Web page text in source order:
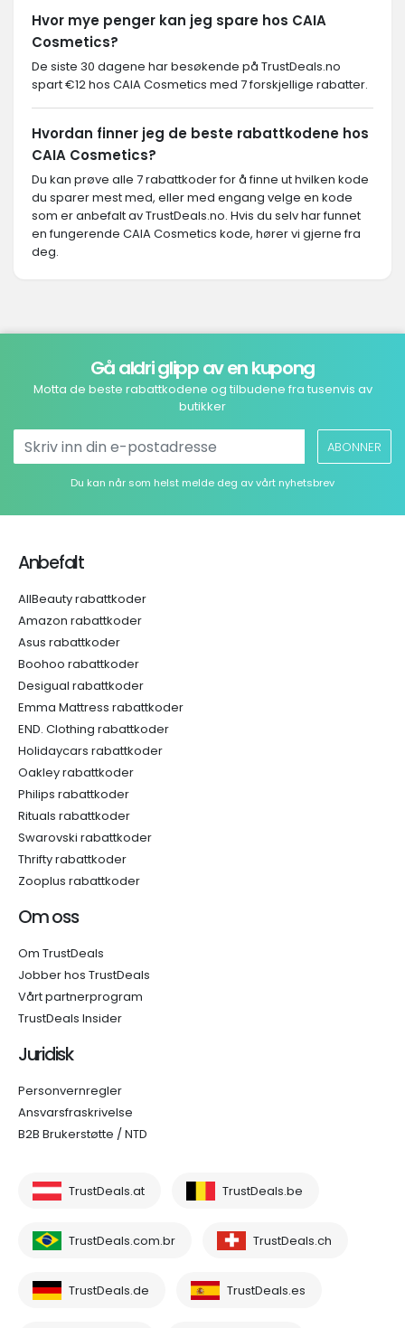
Hvor mye penger kan jeg spare hos CAIA
Cosmetics?
De siste 30 dagene har besøkende på TrustDeals.no
spart €12 hos CAIA Cosmetics med 7 forskjellige rabatter.
Hvordan finner jeg de beste rabattkodene hos
CAIA Cosmetics?
Du kan prøve alle 7 rabattkoder for å finne ut hvilken kode
du sparer mest med, eller med engang velge en kode
som er anbefalt av TrustDeals.no. Hvis du selv har funnet
en fungerende CAIA Cosmetics kode, hører vi gjerne fra
deg.
Gå aldri glipp av en kupong
Motta de beste rabattkodene og tilbudene fra tusenvis av
butikker
ABONNER
Du kan når som helst melde deg av vårt nyhetsbrev
Anbefalt
AllBeauty rabattkoder
Amazon rabattkoder
Asus rabattkoder
Boohoo rabattkoder
Desigual rabattkoder
Emma Mattress rabattkoder
END. Clothing rabattkoder
Holidaycars rabattkoder
Oakley rabattkoder
Philips rabattkoder
Rituals rabattkoder
Swarovski rabattkoder
Thrifty rabattkoder
Zooplus rabattkoder
Om oss
Om TrustDeals
Jobber hos TrustDeals
Vårt partnerprogram
TrustDeals Insider
Juridisk
Personvernregler
Ansvarsfraskrivelse
B2B Brukerstøtte / NTD
TrustDeals.at TrustDeals.be
TrustDeals.com.br TrustDeals.ch
TrustDeals.de TrustDeals.es